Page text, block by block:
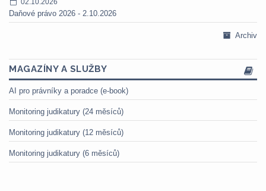
Daňové právo 2026 - 2.10.2026
Archiv
MAGAZÍNY A SLUŽBY
AI pro právníky a poradce (e-book)
Monitoring judikatury (24 měsíců)
Monitoring judikatury (12 měsíců)
Monitoring judikatury (6 měsíců)